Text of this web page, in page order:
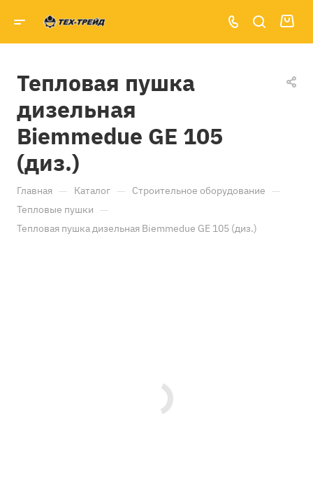
Тепловая пушка
дизельная
Biemmedue GE 105
(диз.)
Главная — Каталог — Строительное оборудование —
Тепловые пушки —
Тепловая пушка дизельная Biemmedue GE 105 (диз.)